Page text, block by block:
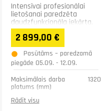
Intensīvai profesionālai
lietošanai paredzēta
daudzfunkcionāla iekārta.
2 899,00 €
Pasūtāms – paredzamā
piegāde 05.09. - 12.09.
Maksimālais darba
platums (mm)
1320
Apstrādājamā materiāla
maksimālais biezums
Rādīt visu